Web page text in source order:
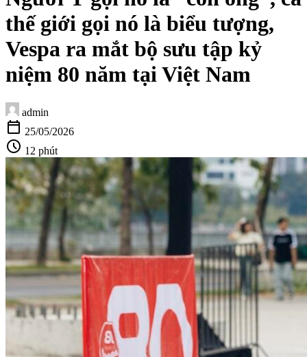
thế giới gọi nó là biểu tượng,
Vespa ra mắt bộ sưu tập kỷ
niệm 80 năm tại Việt Nam
admin
calendar_today 25/05/2026
schedule 12 phút